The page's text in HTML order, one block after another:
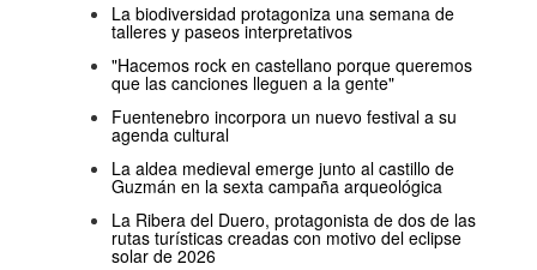
La biodiversidad protagoniza una semana de
talleres y paseos interpretativos
"Hacemos rock en castellano porque queremos
que las canciones lleguen a la gente"
Fuentenebro incorpora un nuevo festival a su
agenda cultural
La aldea medieval emerge junto al castillo de
Guzmán en la sexta campaña arqueológica
La Ribera del Duero, protagonista de dos de las
rutas turísticas creadas con motivo del eclipse
solar de 2026